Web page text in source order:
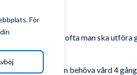
För
spelar in i hur ofta man ska utföra
material kan behöva vård 4